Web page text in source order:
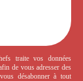
traite vos données
de vous adresser des
désabonner à tout